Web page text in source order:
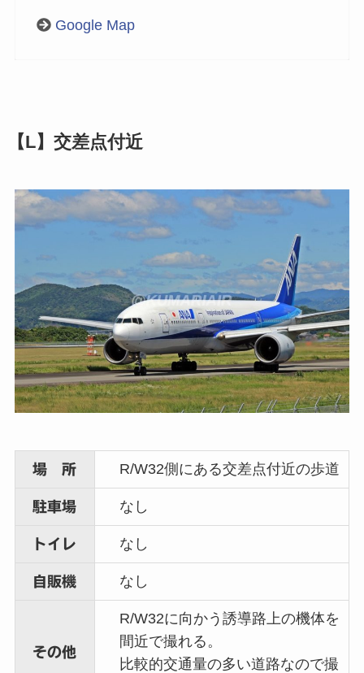
Google Map
【L】交差点付近
場 所 R/W32側にある交差点付近の歩道
駐車場 なし
トイレ なし
自販機 なし
その他
R/W32に向かう誘導路上の機体を
間近で撮れる。
比較的交通量の多い道路なので撮